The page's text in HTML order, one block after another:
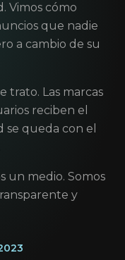
Vimos cómo
que nadie
a cambio de su
trato. Las marcas
reciben el
se queda con el
un medio. Somos
y